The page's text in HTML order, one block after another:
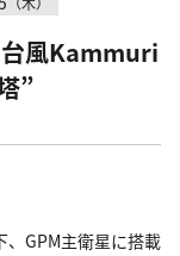
台風Kammuri
”
、GPM主衛星に搭載